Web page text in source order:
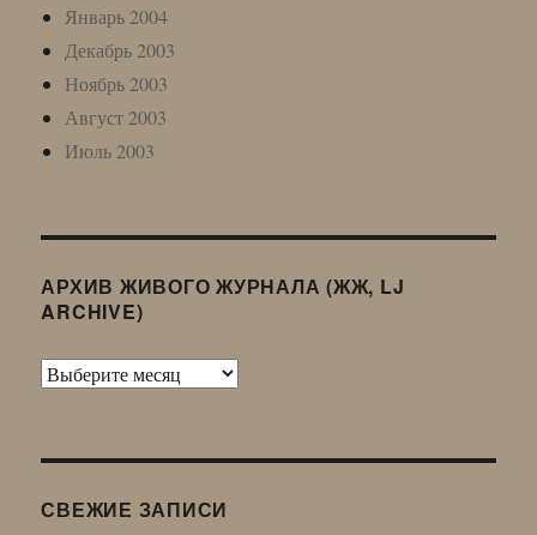
Январь 2004
Декабрь 2003
Ноябрь 2003
Август 2003
Июль 2003
АРХИВ ЖИВОГО ЖУРНАЛА (ЖЖ, LJ
ARCHIVE)
Архив
LJ
СВЕЖИЕ ЗАПИСИ